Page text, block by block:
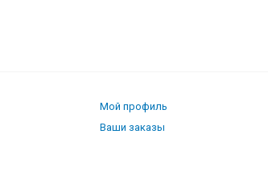
Мой профиль
Ваши заказы